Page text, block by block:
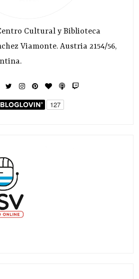
Cultural y Biblioteca
Viamonte. Austria 2154/56,